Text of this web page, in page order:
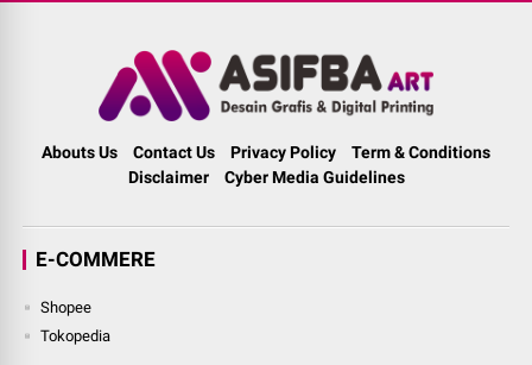
Abouts Us Contact Us Privacy Policy
Term & Conditions
Disclaimer
Cyber Media Guidelines
E-COMMERE
Shopee
Tokopedia